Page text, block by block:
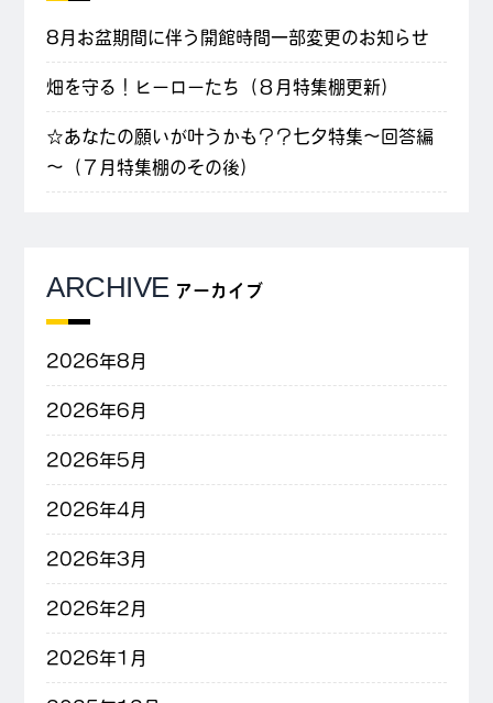
8月お盆期間に伴う開館時間一部変更のお知らせ
畑を守る！ヒーローたち（８月特集棚更新）
☆あなたの願いが叶うかも？？七夕特集～回答編
～（７月特集棚のその後）
ARCHIVE アーカイブ
2026年8月
2026年6月
2026年5月
2026年4月
2026年3月
2026年2月
2026年1月